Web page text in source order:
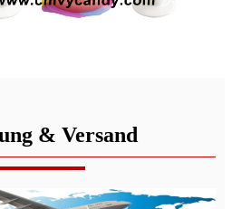
& Versand